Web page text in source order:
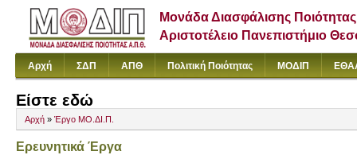
Μονάδα Διασφάλισης Ποιότητας
Αριστοτέλειο Πανεπιστήμιο
Αρχή ΣΔΠ ΑΠΘ Πολιτική Ποιότητας ΜΟΔΙΠ
Είστε εδώ
Αρχή » Έργο ΜΟ.ΔΙ.Π.
Ερευνητικά Έργα